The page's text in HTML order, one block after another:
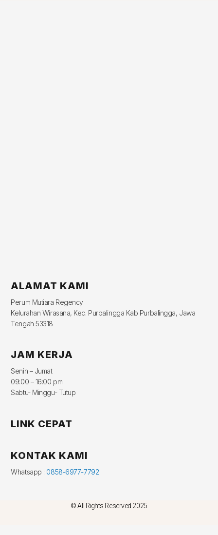
ALAMAT KAMI
Perum Mutiara Regency
Kelurahan Wirasana, Kec. Purbalingga Kab Purbalingga, Jawa
Tengah 53318
JAM KERJA
Senin – Jumat
09:00 – 16:00 pm
Sabtu- Minggu- Tutup
LINK CEPAT
KONTAK KAMI
Whatsapp : 0858-6977-7792
© All Rights Reserved 2025